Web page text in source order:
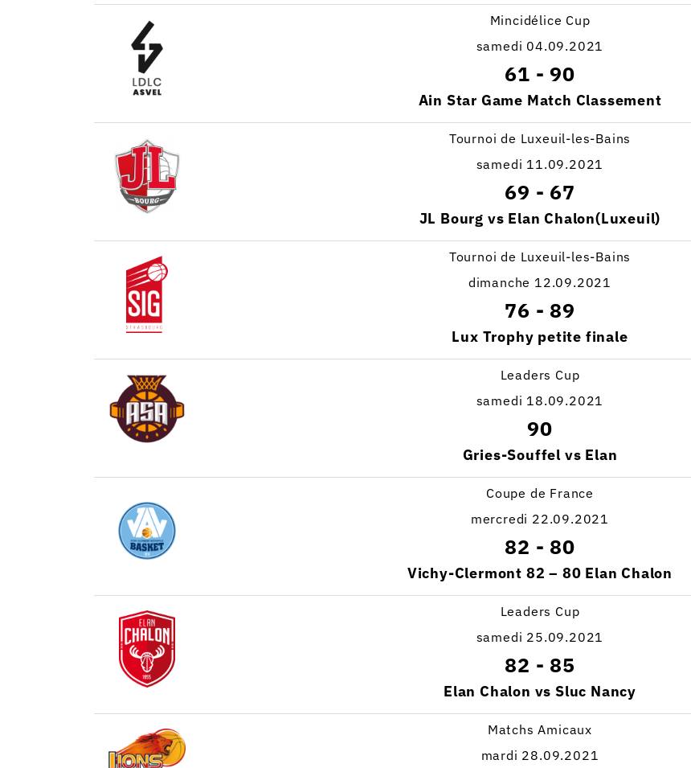
Mincidélice Cup
samedi 04.09.2021
61 -90
Ain Star Game Match Classement
Tournoi de Luxeuil-les-Bains
samedi 11.09.2021
69 - 67
JL Bourg vs Elan Chalon(Luxeuil)
Tournoi de Luxeuil-les-Bains
dimanche 12.09.2021
76 - 89
Lux Trophy petite finale
Leaders Cup
samedi 18.09.2021
90
Gries-Souffel vs Elan
Coupe de France
mercredi 22.09.2021
82 - 80
Vichy-Clermont 82 – 80 Elan Chalon
Leaders Cup
samedi 25.09.2021
82 - 85
Elan Chalon vs Sluc Nancy
Matchs Amicaux
mardi 28.09.2021